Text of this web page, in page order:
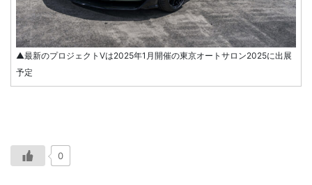
▲最新のプロジェクトVは2025年1月開催の東京オートサロン2025に出展
予定
0